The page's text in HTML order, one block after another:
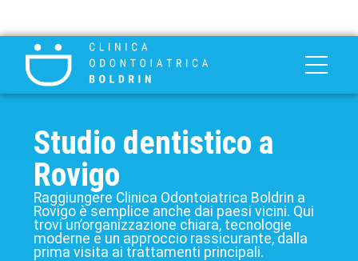
Studio dentistico a
Rovigo
Raggiungere Clinica Odontoiatrica Boldrin a
Rovigo è semplice anche dai paesi vicini. Qui
trovi un’organizzazione chiara, tecnologie
moderne e un approccio rassicurante, dalla
prima visita ai trattamenti principali.